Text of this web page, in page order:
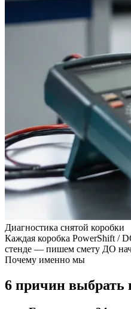
Диагностика снятой коробки
Каждая коробка PowerShift /
стенде — пишем смету ДО
Почему именно мы
6 причин выбрать